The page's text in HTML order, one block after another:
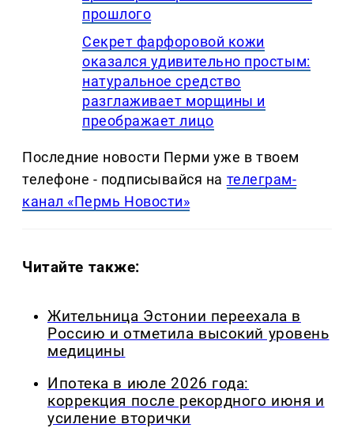
прошлого
Секрет фарфоровой кожи
оказался удивительно простым:
натуральное средство
разглаживает морщины и
преображает лицо
Последние новости Перми уже в твоем
телефоне - подписывайся на телеграм-
канал «Пермь Новости»
Читайте также:
Жительница Эстонии переехала в
Россию и отметила высокий уровень
медицины
Ипотека в июле 2026 года:
коррекция после рекордного июня и
усиление вторички